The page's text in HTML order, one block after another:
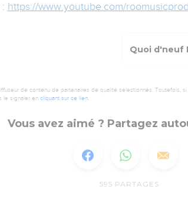
https://www.youtube.com/
Quoi d'neuf
de contenu de partenaires de qualité sélectionnés. Toutefois,
le signaler en cliquant sur ce lien.
Vous avez aimé ? Partagez
595 PARTAGES